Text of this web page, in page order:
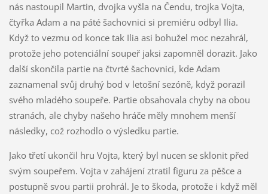
nás nastoupil Martin, dvojka vyšla na Čendu, trojka Vojta,
čtyřka Adam a na páté šachovnici si premiéru odbyl Ilia.
Když to vezmu od konce tak Ilia asi bohužel moc nezahrál,
protože jeho potenciální soupeř jaksi zapomněl dorazit. Jako
další skončila partie na čtvrté šachovnici, kde Adam
zaznamenal svůj druhý bod v letošní sezóně, když porazil
svého mladého soupeře. Partie obsahovala chyby na obou
stranách, ale chyby našeho hráče měly mnohem menší
následky, což rozhodlo o výsledku partie.
Jako třetí ukončil hru Vojta, který byl nucen se sklonit před
svým soupeřem. Vojta v zahájení ztratil figuru za pěšce a
postupně svou partii prohrál. Je to škoda, protože i když měl